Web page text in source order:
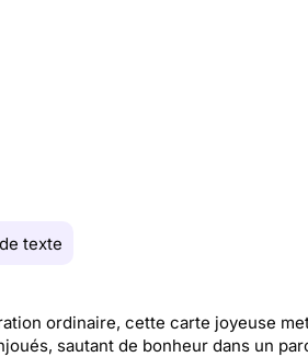
texte
ordinaire, cette carte joyeuse
sautant de bonheur dans un